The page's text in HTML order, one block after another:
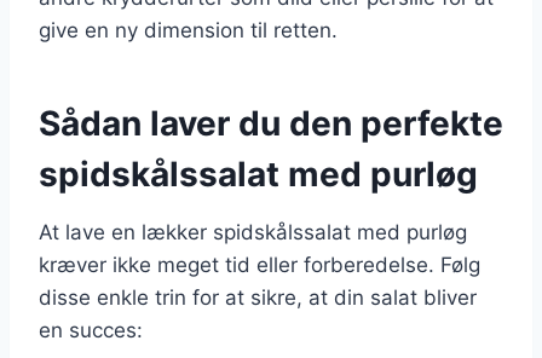
give en ny dimension til retten.
Sådan laver du den perfekte
spidskålssalat med purløg
At lave en lækker spidskålssalat med purløg
kræver ikke meget tid eller forberedelse. Følg
disse enkle trin for at sikre, at din salat bliver
en succes: